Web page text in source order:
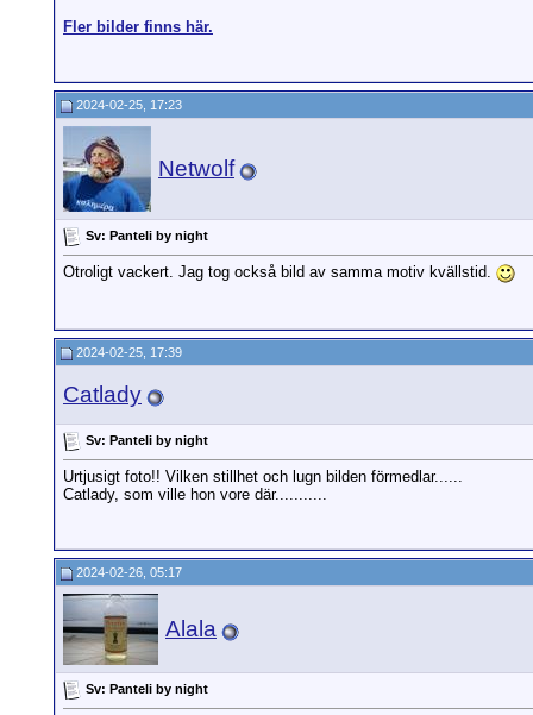
Fler bilder finns här.
2024-02-25, 17:23
Netwolf
Sv: Panteli by night
Otroligt vackert. Jag tog också bild av samma motiv kvällstid.
2024-02-25, 17:39
Catlady
Sv: Panteli by night
Urtjusigt foto!! Vilken stillhet och lugn bilden förmedlar......
Catlady, som ville hon vore där...........
2024-02-26, 05:17
Alala
Sv: Panteli by night